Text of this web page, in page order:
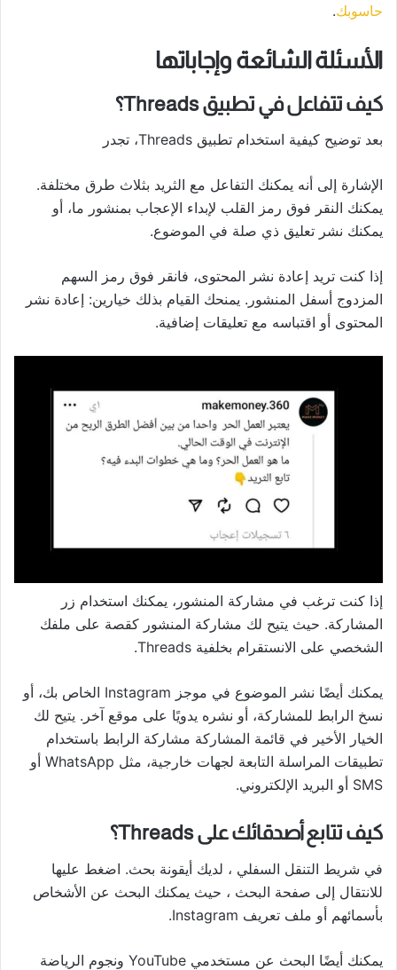
حاسوبك.
الأسئلة الشائعة وإجاباتها
كيف تتفاعل في تطبيق Threads؟
بعد توضيح كيفية استخدام تطبيق Threads، تجدر
الإشارة إلى أنه يمكنك التفاعل مع الثريد بثلاث طرق مختلفة.
يمكنك النقر فوق رمز القلب لإبداء الإعجاب بمنشور ما، أو
يمكنك نشر تعليق ذي صلة في الموضوع.
إذا كنت تريد إعادة نشر المحتوى، فانقر فوق رمز السهم
المزدوج أسفل المنشور. يمنحك القيام بذلك خيارين: إعادة نشر
المحتوى أو اقتباسه مع تعليقات إضافية.
إذا كنت ترغب في مشاركة المنشور، يمكنك استخدام زر
المشاركة. حيث يتيح لك مشاركة المنشور كقصة على ملفك
الشخصي على الانستقرام بخلفية Threads.
يمكنك أيضًا نشر الموضوع في موجز Instagram الخاص بك، أو
نسخ الرابط للمشاركة، أو نشره يدويًا على موقع آخر. يتيح لك
الخيار الأخير في قائمة المشاركة مشاركة الرابط باستخدام
تطبيقات المراسلة التابعة لجهات خارجية، مثل WhatsApp أو
SMS أو البريد الإلكتروني.
كيف تتابع أصدقائك على Threads؟
في شريط التنقل السفلي ، لديك أيقونة بحث. اضغط عليها
للانتقال إلى صفحة البحث ، حيث يمكنك البحث عن الأشخاص
بأسمائهم أو ملف تعريف Instagram.
يمكنك أيضًا البحث عن مستخدمي YouTube ونجوم الرياضة